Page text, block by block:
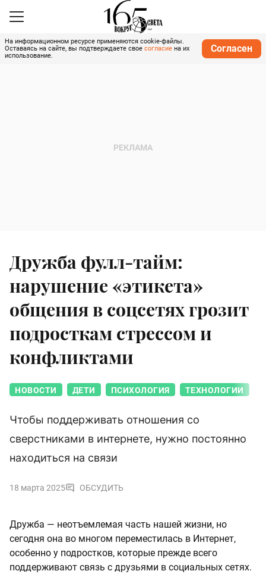
На информационном ресурсе применяются cookie-файлы.
Оставаясь на сайте, вы подтверждаете свое согласие на их
использование.
Согласен
Дружба фулл-тайм:
нарушение «этикета»
общения в соцсетях грозит
подросткам стрессом и
конфликтами
НОВОСТИ ДЕТИ ПСИХОЛОГИЯ ТЕХНОЛОГИИ
Чтобы поддерживать отношения со
сверстниками в интернете, нужно постоянно
находиться на связи
18 марта 2025 ОБСУДИТЬ
Дружба — неотъемлемая часть нашей жизни, но
сегодня она во многом переместилась в Интернет,
особенно у подростков, которые прежде всего
поддерживают связь с друзьями в социальных сетях.